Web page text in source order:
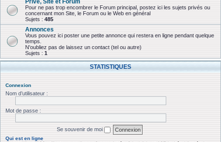
Pour ne pas trop encombrer le Forum principal, postez ici les sujets privés ou
concernant mon Site, le Forum ou le Web en général
Sujets : 485
Annonces
Vous pouvez ici poster une petite annonce qui restera en ligne pendant quelque
temps.
N'oubliez pas de laissez un contact (tel ou autre)
Sujets : 1
STATISTIQUES
Connexion
Nom d’utilisateur :
Mot de passe :
Se souvenir de moi
Qui est en ligne